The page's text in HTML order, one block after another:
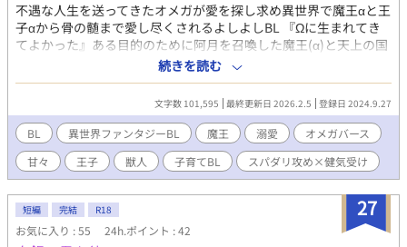
不遇な人生を送ってきたオメガが愛を探し求め異世界で魔王αと王
子αから骨の髄まで愛し尽くされるよしよしBL 『Ωに生まれてき
てよかった』ある目的のために阿月を召喚した魔王(α)と天上の国
の暴君王子(α)からの寵愛に戸惑う(Ω) ◇◇◇ 新見 阿月(23)Ω は、
ペットショップの本部にて、オメガ雇用のアルバイトとして働い
ている。オメガの特徴である発情期などは、1週間のオメガ有給を
とれる会社で働いていたのだが……同じ部署の責任者の早川から
理不尽な叱責を受けたり、ストレス発散のサンドバッグにされた
ことが原因で、人生に絶望しオフィスビルの22階から飛び降り
た。 しかし、目を覚ますと暗闇から男の声。 『待っていたよ』 そ
の声の主は、魔王ジス。ジスの側近であるライアによると、阿月
は魔王の召喚によってこの異世界に召喚されたのだと知る。 魔王
(α)と皆から畏れられながらも、阿月にだけ静かな優しさを見せる
ジスに、凍りついた心が溶けていくのを感じる阿月。 阿月を召喚
続きを読む
文字数 101,595 最終更新日 2026.2.5 登録日 2024.9.27
BL 異世界ファンタジーBL 魔王 溺愛
オメガバース
甘々
王子 獣人 子育てBL スパダリ攻め×健気受け
27
短編 完結 R18
お気に入り : 55 24h.ポイント : 42